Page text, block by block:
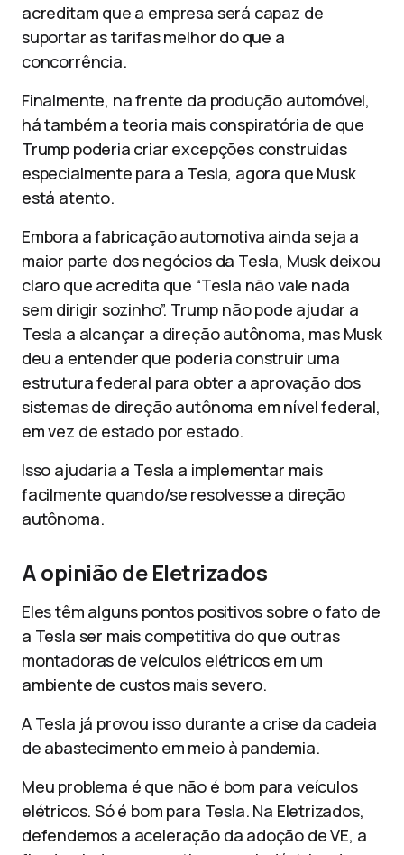
acreditam que a empresa será capaz de
suportar as tarifas melhor do que a
concorrência.
Finalmente, na frente da produção automóvel,
há também a teoria mais conspiratória de que
Trump poderia criar excepções construídas
especialmente para a Tesla, agora que Musk
está atento.
Embora a fabricação automotiva ainda seja a
maior parte dos negócios da Tesla, Musk deixou
claro que acredita que “Tesla não vale nada
sem dirigir sozinho”. Trump não pode ajudar a
Tesla a alcançar a direção autônoma, mas Musk
deu a entender que poderia construir uma
estrutura federal para obter a aprovação dos
sistemas de direção autônoma em nível federal,
em vez de estado por estado.
Isso ajudaria a Tesla a implementar mais
facilmente quando/se resolvesse a direção
autônoma.
A opinião de Eletrizados
Eles têm alguns pontos positivos sobre o fato de
a Tesla ser mais competitiva do que outras
montadoras de veículos elétricos em um
ambiente de custos mais severo.
A Tesla já provou isso durante a crise da cadeia
de abastecimento em meio à pandemia.
Meu problema é que não é bom para veículos
elétricos. Só é bom para Tesla. Na Eletrizados,
defendemos a aceleração da adoção de VE, a